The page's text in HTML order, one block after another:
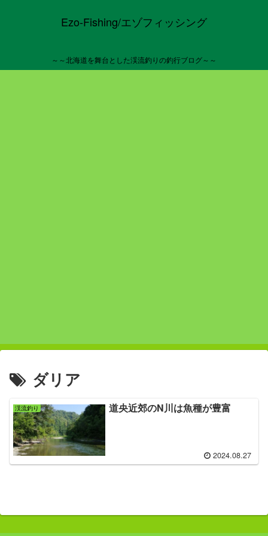
Ezo-Fishing/エゾフィッシング
～～北海道を舞台とした渓流釣りの釣行ブログ～～
ダリア
渓流釣り 道央近郊のN川は魚種が豊富
2024.08.27